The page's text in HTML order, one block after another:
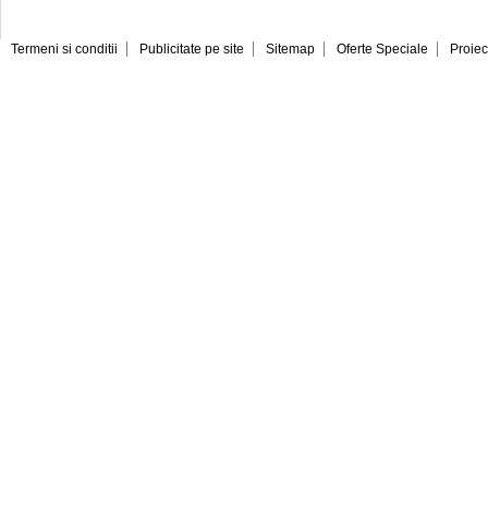
Termeni si conditii Publicitate pe site Sitemap Oferte Speciale